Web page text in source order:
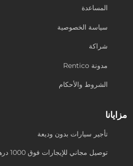
المساعدة
سياسة الخصوصية
شراكة
مدونة Rentico
الشروط والأحكام
مزايانا
تأجير سيارات بدون وديعة
توصيل مجاني للإيجارات فوق 1000 درهم